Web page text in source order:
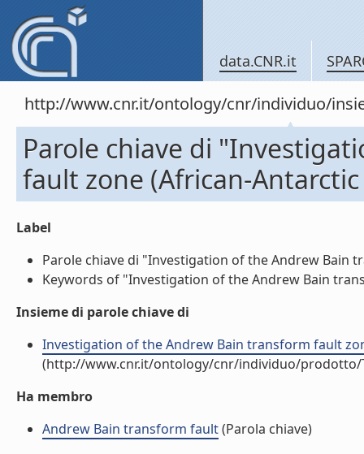
data.CNR.it
http://www.cnr.it/ontology/cnr/individuo/
Parole chiave di
fault zone (African-
Label
Parole chiave di "Investigation of the Andrew Bain
Keywords of "Investigation of the Andrew Bain
Insieme di parole chiave di
Investigation of the Andrew Bain transform fault
(http://www.cnr.it/ontology/cnr/individuo/prodotto/
Ha membro
Andrew Bain transform fault(Parola chiave)